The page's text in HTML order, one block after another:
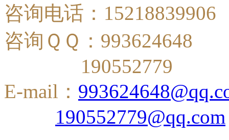
咨询电话：15218839906
咨询ＱＱ：993624648
190552779
E-mail：
190552779@qq.com